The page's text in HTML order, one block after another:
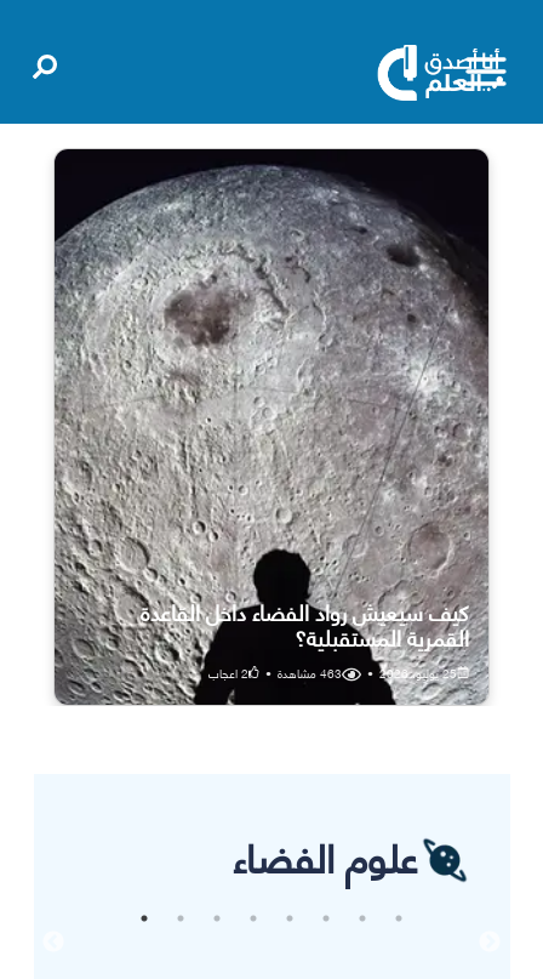
كيف سيعيش رواد الفضاء داخل القاعدة
القمرية المستقبلية؟
25 يوليو، 2026 •
463مشاهدة •
2اعجاب
علوم الفضاء